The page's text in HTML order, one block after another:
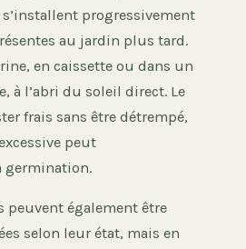
progressivement
au jardin plus tard.
en caissette ou dans un
à l’abri du soleil direct. Le
frais sans être détrempé,
peut
germination.
peuvent également être
selon leur état, mais en